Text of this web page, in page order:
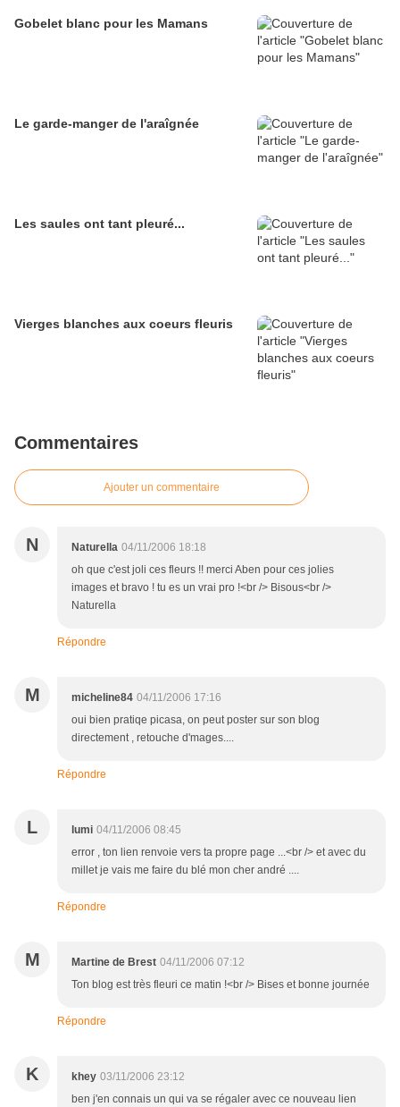
Gobelet blanc pour les Mamans
Le garde-manger de l'araîgnée
Les saules ont tant pleuré...
Vierges blanches aux coeurs fleuris
Commentaires
Ajouter un commentaire
N Naturella 04/11/2006 18:18
oh que c'est joli ces fleurs !! merci Aben pour ces jolies
images et bravo ! tu es un vrai pro !<br /> Bisous<br />
Naturella
Répondre
M micheline84 04/11/2006 17:16
oui bien pratiqe picasa, on peut poster sur son blog
directement , retouche d'mages....
Répondre
L lumi 04/11/2006 08:45
error , ton lien renvoie vers ta propre page ...<br /> et avec du
millet je vais me faire du blé mon cher andré ....
Répondre
M Martine de Brest 04/11/2006 07:12
Ton blog est très fleuri ce matin !<br /> Bises et bonne journée
Répondre
K khey 03/11/2006 23:12
ben j'en connais un qui va se régaler avec ce nouveau lien